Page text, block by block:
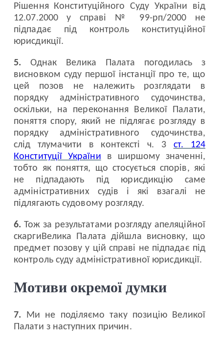
Рішення Конституційного Суду України від
12.07.2000 у справі № 99-рп/2000 не
підпадає під контроль конституційної
юрисдикції.
5. Однак Велика Палата погодилась з
висновком суду першої інстанції про те, що
цей позов не належить розглядати в
порядку адміністративного судочинства,
оскільки, на переконання Великої Палати,
поняття спору, який не підлягає розгляду в
порядку адміністративного судочинства,
слід тлумачити в контексті ч. 3 ст. 124
Конституції України в ширшому значенні,
тобто як поняття, що стосується спорів, які
не підпадають під юрисдикцію саме
адміністративних судів і які взагалі не
підлягають судовому розгляду.
6. Тож за результатами розгляду апеляційної
скаргиВелика Палата дійшла висновку, що
предмет позову у цій справі не підпадає під
контроль суду адміністративної юрисдикції.
Мотиви окремої думки
7. Ми не поділяємо таку позицію Великої
Палати з наступних причин.